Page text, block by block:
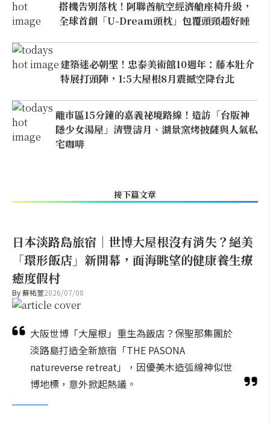
搭機告別落枕！阿聯酋航空經濟艙座椅升級，
全球首創「U-Dream頭枕」包覆頭頸超好睡
建築迷必朝聖！忠泰美術館10週年：藤本壯介
特展打頭陣，1:5大屋根8月震撼空降台北
離市區15分鐘的嘉義祕境路線！造訪「台版神
隱少女湯屋」清豐濤月、湖景窯烤披薩與人氣私
宅咖啡
接下篇文章
日本淡路島旅宿｜世博大屋根沒有消失？絕美
「環形飯店」新開幕，面海眺望的健康養生療
癒度假村
By蘇祐萱2026/07/08
大阪世博「大屋根」重生為飯店？保聖那集團於
淡路島打造全新旅宿「THE PASONA
natureverse retreat」，因優美木造弧線神似世
博地標，意外掀起熱議。